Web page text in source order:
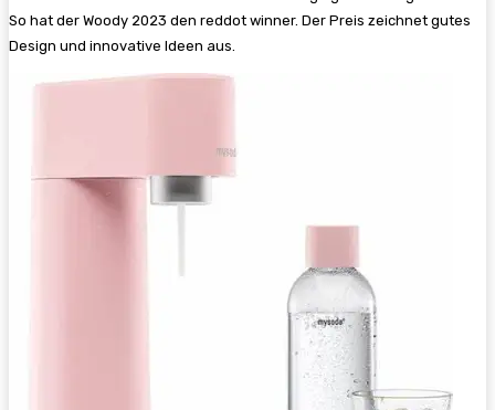
So hat der Woody 2023 den reddot winner. Der Preis zeichnet gutes
Design und innovative Ideen aus.